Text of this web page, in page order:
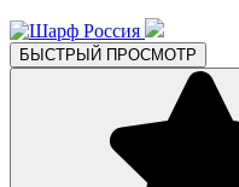
БЫСТРЫЙ ПРОСМОТР